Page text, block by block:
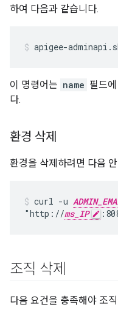
하여 다음과 같습니다.
apigee-
이 명령어는 name 필드
다.
환경 삭제
환경을 삭제하려면 다음
curl -u
"http://ms_IP
조직 삭제
다음 요건을 충족해야 조